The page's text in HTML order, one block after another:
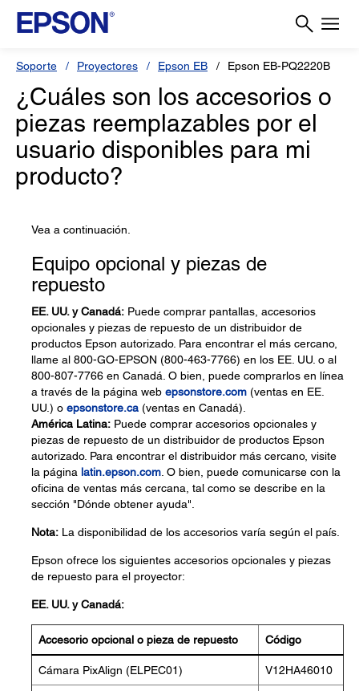
Soporte Proyectores Epson EB Epson EB-PQ2220B
¿Cuáles son los accesorios o
piezas reemplazables por el
usuario disponibles para mi
producto?
Vea a continuación.
Equipo opcional y piezas de
repuesto
EE. UU. y Canadá: Puede comprar pantallas, accesorios
opcionales y piezas de repuesto de un distribuidor de
productos Epson autorizado. Para encontrar el más cercano,
llame al 800-GO-EPSON (800-463-7766) en los EE. UU. o al
800-807-7766 en Canadá. O bien, puede comprarlos en línea
a través de la página web epsonstore.com (ventas en EE.
UU.) o epsonstore.ca (ventas en Canadá).
América Latina: Puede comprar accesorios opcionales y
piezas de repuesto de un distribuidor de productos Epson
autorizado. Para encontrar el distribuidor más cercano, visite
la página latin.epson.com . O bien, puede comunicarse con la
oficina de ventas más cercana, tal como se describe en la
sección "Dónde obtener ayuda".
Nota: La disponibilidad de los accesorios varía según el país.
Epson ofrece los siguientes accesorios opcionales y piezas
de repuesto para el proyector:
EE. UU. y Canadá:
Accesorio opcional o pieza de repuesto Código
Cámara PixAlign (ELPEC01) V12HA46010